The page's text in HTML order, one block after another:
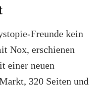
Freunde kein
Nox, erschienen
einer neuen
320 Seiten und